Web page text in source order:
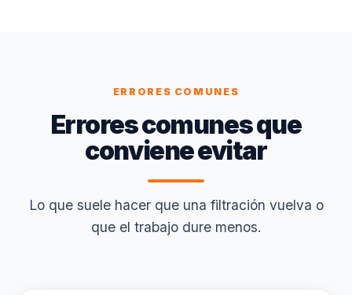
ERRORES COMUNES
Errores comunes que
conviene evitar
Lo que suele hacer que una filtración vuelva o
que el trabajo dure menos.